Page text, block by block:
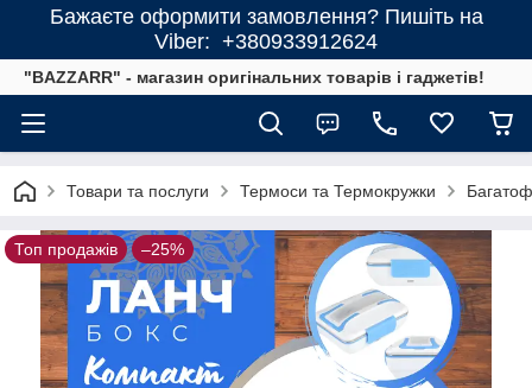
Бажаєте оформити замовлення? Пишіть на
Viber: +380933912624
"BAZZARR" - магазин оригінальних товарів і гаджетів!
Товари та послуги Термоси та Термокружки
Топ продажів –25%